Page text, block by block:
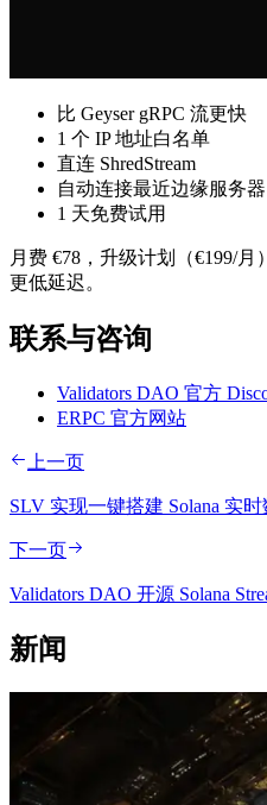
比 Geyser gRPC 流更快
1 个 IP 地址白名单
直连 ShredStream
自动连接最近边缘服务器
1 天免费试用
月费 €78，升级计划（€199/月
更低延迟。
联系与咨询
Validators DAO 官方
ERPC 官方网站
上一页
SLV 实现一键搭建 Solana 实
下一页
Validators DAO 开源 Solana
新闻